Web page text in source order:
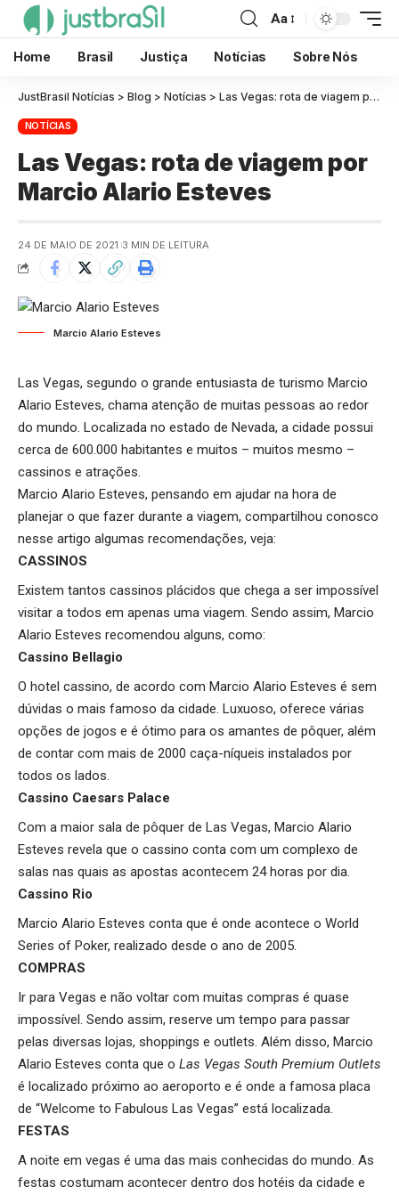
Aa
Home Brasil Justiça Notícias Sobre Nós
JustBrasil Notícias > Blog > Notícias > Las Vegas: rota de viagem por Marcio Alario Esteves
NOTÍCIAS
Las Vegas: rota de viagem por
Marcio Alario Esteves
24 DE MAIO DE 2021 3 MIN DE LEITURA
Marcio Alario Esteves
Las Vegas, segundo o grande entusiasta de turismo Marcio
Alario Esteves, chama atenção de muitas pessoas ao redor
do mundo. Localizada no estado de Nevada, a cidade possui
cerca de 600.000 habitantes e muitos – muitos mesmo –
cassinos e atrações.
Marcio Alario Esteves, pensando em ajudar na hora de
planejar o que fazer durante a viagem, compartilhou conosco
nesse artigo algumas recomendações, veja:
CASSINOS
Existem tantos cassinos plácidos que chega a ser impossível
visitar a todos em apenas uma viagem. Sendo assim, Marcio
Alario Esteves recomendou alguns, como:
Cassino Bellagio
O hotel cassino, de acordo com Marcio Alario Esteves é sem
dúvidas o mais famoso da cidade. Luxuoso, oferece várias
opções de jogos e é ótimo para os amantes de pôquer, além
de contar com mais de 2000 caça-níqueis instalados por
todos os lados.
Cassino Caesars Palace
Com a maior sala de pôquer de Las Vegas, Marcio Alario
Esteves revela que o cassino conta com um complexo de
salas nas quais as apostas acontecem 24 horas por dia.
Cassino Rio
Marcio Alario Esteves conta que é onde acontece o World
Series of Poker, realizado desde o ano de 2005.
COMPRAS
Ir para Vegas e não voltar com muitas compras é quase
impossível. Sendo assim, reserve um tempo para passar
pelas diversas lojas, shoppings e outlets. Além disso, Marcio
Alario Esteves conta que o Las Vegas South Premium Outlets
é localizado próximo ao aeroporto e é onde a famosa placa
de “Welcome to Fabulous Las Vegas” está localizada.
FESTAS
A noite em vegas é uma das mais conhecidas do mundo. As
festas costumam acontecer dentro dos hotéis da cidade e